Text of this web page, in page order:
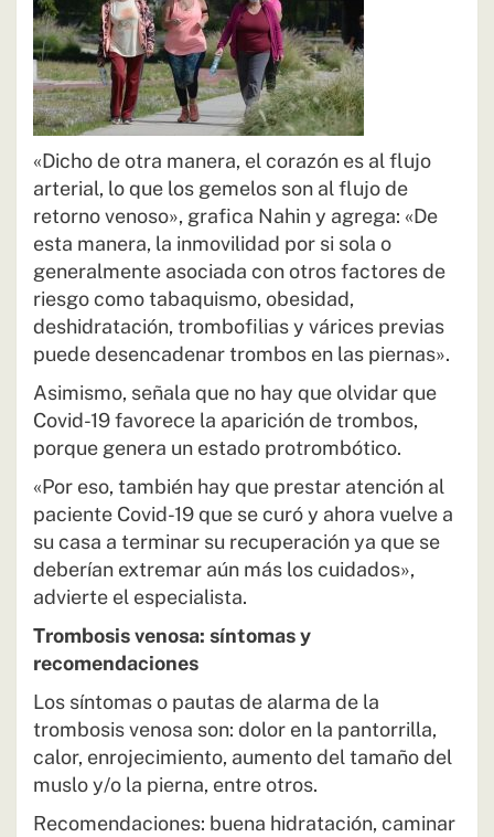
«Dicho de otra manera, el corazón es al flujo
arterial, lo que los gemelos son al flujo de
retorno venoso», grafica Nahin y agrega: «De
esta manera, la inmovilidad por si sola o
generalmente asociada con otros factores de
riesgo como tabaquismo, obesidad,
deshidratación, trombofilias y várices previas
puede desencadenar trombos en las piernas».
Asimismo, señala que no hay que olvidar que
Covid-19 favorece la aparición de trombos,
porque genera un estado protrombótico.
«Por eso, también hay que prestar atención al
paciente Covid-19 que se curó y ahora vuelve a
su casa a terminar su recuperación ya que se
deberían extremar aún más los cuidados»,
advierte el especialista.
Trombosis venosa: síntomas y
recomendaciones
Los síntomas o pautas de alarma de la
trombosis venosa son: dolor en la pantorrilla,
calor, enrojecimiento, aumento del tamaño del
muslo y/o la pierna, entre otros.
Recomendaciones: buena hidratación, caminar